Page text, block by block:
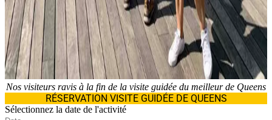
Nos visiteurs ravis à la fin de la visite guidée du meilleur de Queens
RÉSERVATION VISITE GUIDÉE DE QUEENS
Sélectionnez la date de l'activité